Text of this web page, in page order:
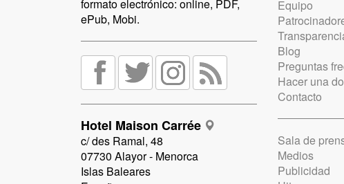
formato electrónico: online, PDF,
ePub, Mobi.
Hotel Maison Carrée
c/ des Ramal, 48
07730 Alayor - Menorca
Islas Baleares
Equipo
Blog
Preguntas
Hacer una
Contacto
Sala de
Medios
Publicidad